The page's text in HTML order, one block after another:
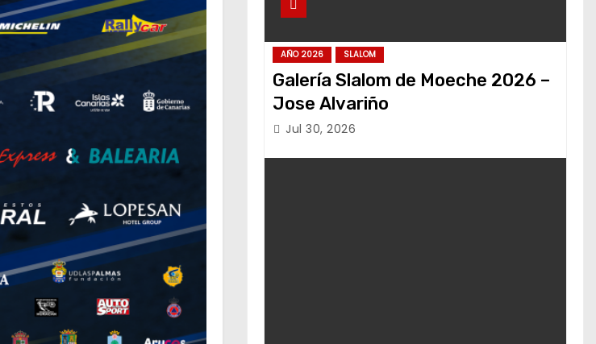
AÑO 2026 SLALOM
Galería Slalom de Moeche 2026 –
Jose Alvariño
Jul 30, 2026